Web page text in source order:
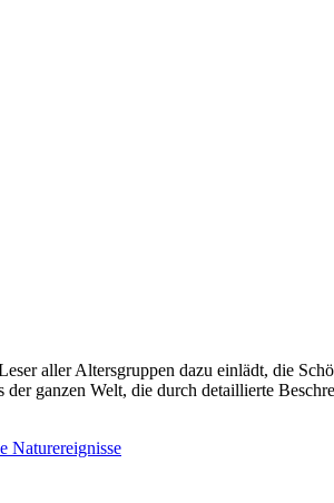
aller Altersgruppen dazu einlädt, die
ganzen Welt, die durch detaillierte
Naturereignisse